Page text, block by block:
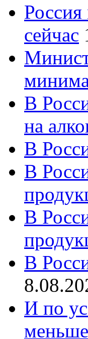
Россия
сейчас
В
на
В
В
В
В
И по